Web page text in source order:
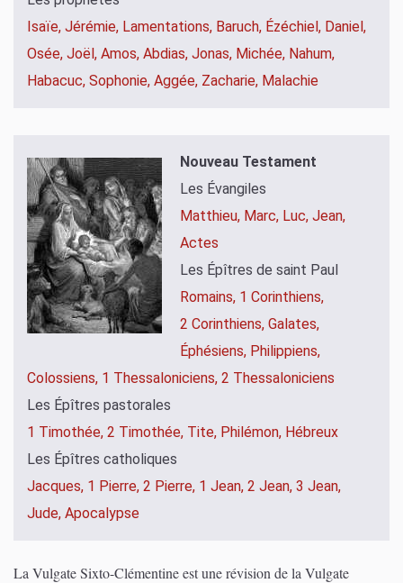
Isaïe, Jérémie, Lamentations, Baruch, Ézéchiel, Daniel,
Osée, Joël, Amos, Abdias, Jonas, Michée, Nahum,
Habacuc, Sophonie, Aggée, Zacharie, Malachie
Nouveau Testament
Les Évangiles
Matthieu, Marc, Luc, Jean,
Actes
Les Épîtres de saint Paul
Romains, 1 Corinthiens,
2 Corinthiens, Galates,
Éphésiens, Philippiens,
Colossiens, 1 Thessaloniciens, 2 Thessaloniciens
Les Épîtres pastorales
1 Timothée, 2 Timothée, Tite, Philémon, Hébreux
Les Épîtres catholiques
Jacques, 1 Pierre, 2 Pierre, 1 Jean, 2 Jean, 3 Jean,
Jude, Apocalypse
La Vulgate Sixto-Clémentine est une révision de la Vulgate